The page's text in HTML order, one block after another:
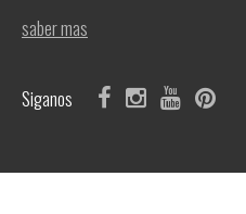
saber mas
Siganos